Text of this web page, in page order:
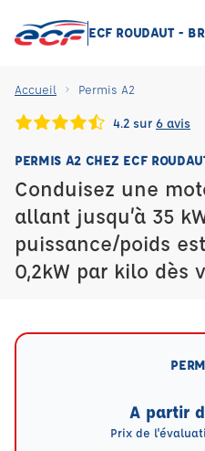
ECF ROUDAUT -
Accueil Permis A2
4.2 sur 6 avis
PERMIS A2 CHEZ ECF
Conduisez une
allant jusqu’à 35
puissance/poids
0,2kW par kilo dès
A partir
Prix de